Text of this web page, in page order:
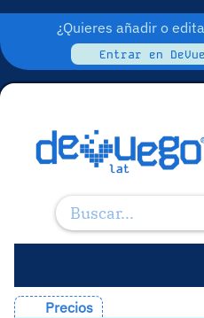
¿Quieres añadir o
Entrar en
Precios